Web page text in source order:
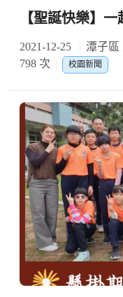
【聖誕快樂】
2021-12-25 潭子區
798 次
校園新聞